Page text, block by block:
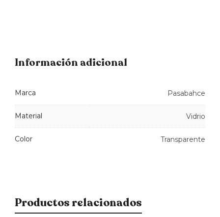
Información adicional
Marca Pasabahce
Material Vidrio
Color Transparente
Productos relacionados